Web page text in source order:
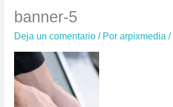
banner-5
Deja un comentario / Por arpixmedia /